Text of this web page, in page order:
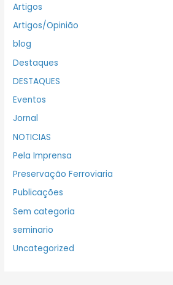
Artigos
Artigos/Opinião
blog
Destaques
DESTAQUES
Eventos
Jornal
NOTICIAS
Pela Imprensa
Preservação Ferroviaria
Publicações
Sem categoria
seminario
Uncategorized